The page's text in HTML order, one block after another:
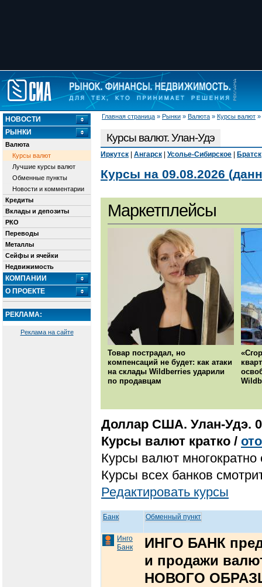
Главная страница » Рынки » Валюта » Курсы валют »
НОВОСТИ
РЫНКИ
Валюта
Курсы валют
Лучшие курсы валют
Обменные пункты
Новости и комментарии
Кредиты
Вклады и депозиты
РКО
Переводы
Металлы
Сейфы и ячейки
Недвижимость
КОМПАНИИ
О ПРОЕКТЕ
РЕКЛАМА:
Реклама на сайте
Курсы валют. Улан-Удэ
Иркутск Ангарск Усолье-Сибирское Братск
Курсы на 09.08.2026
Маркетплейсы
Товар пострадал, но
компенсаций не будет: как атаки
на склады Wildberries ударили
по продавцам
Доллар США. Улан-Удэ.
Курсы валют кратко /
Курсы валют
Курсы всех банков
Редактировать курсы
Банк Обменный пункт
Инго
Банк
ИНГО БАНК
и продажи
НОВОГО